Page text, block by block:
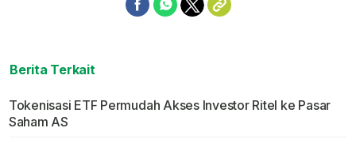
Berita Terkait
Tokenisasi ETF Permudah Akses Investor Ritel ke Pasar
Saham AS